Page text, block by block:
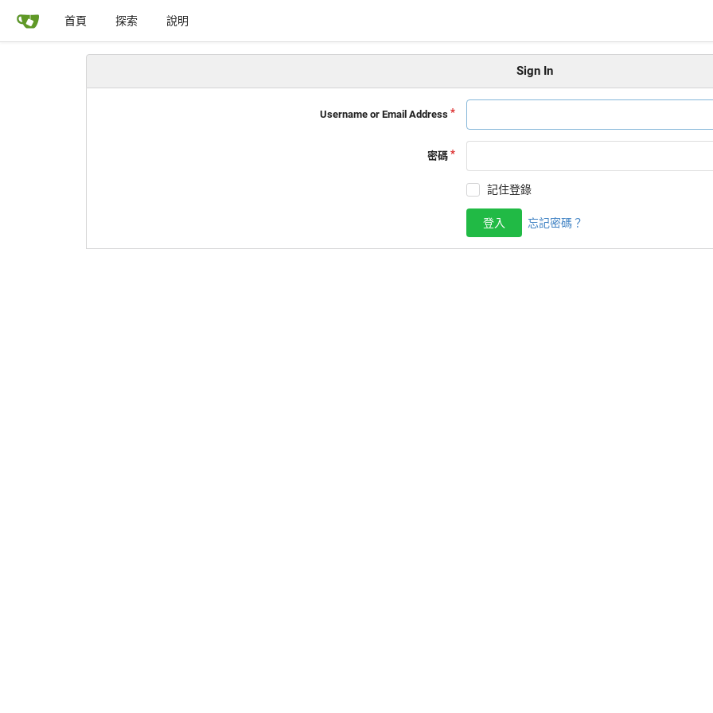
首頁 探索 說明
Sign In
Username or Email Address
密碼
記住登錄
登入 忘記密碼？